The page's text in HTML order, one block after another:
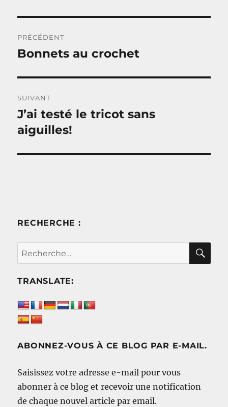
de
PRÉCÉDENT
Publication
Bonnets au crochet
SUIVANT
Publication
suivante :
J’ai testé le tricot sans
aiguilles!
RECHERCHE :
Recherche
pour :
TRANSLATE:
ABONNEZ-VOUS À CE BLOG PAR E-MAIL.
Saisissez votre adresse e-mail pour vous
abonner à ce blog et recevoir une notification
de chaque nouvel article par email.